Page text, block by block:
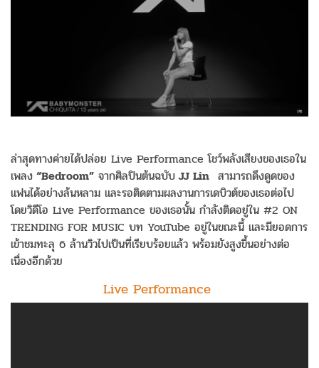
ล่าสุดทางค่ายได้ปล่อย Live Performance โชว์พลังเสียงของเธอใน
เพลง “Bedroom” จากศิลปินต้นฉบับ JJ Lin สามารถดึงดูดของ
แฟนได้อย่างล้นหลาม และรอติดตามผลงานการเดบิวต์ของเธอต่อไป
โดยวิดีโอ Live Performance ของเธอนั้น กำลังติดอยู่ใน #2 ON
TRENDING FOR MUSIC บท YouTube อยู่ในขณะนี้ และมียอดการ
เข้าชมทะลุ 6 ล้านวิวไปเป็นที่เรียบร้อยแล้ว พร้อมยังสูงขึ้นอย่างต่อ
เนื่องอีกด้วย
Live Performance